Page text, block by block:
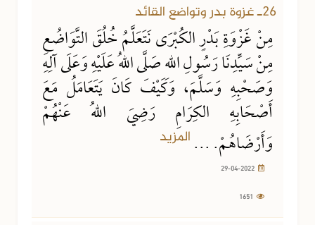
26ـ غزوة بدر وتواضع القائد
مِنْ غَزْوَةِ بَدْرٍ الكُبْرَى نَتَعَلَّمُ خُلُقَ التَّوَاضُعِ
مِنْ سَيِّدِنَا رَسُولِ اللهِ صَلَّى اللهُ عَلَيْهِ وَعَلَى آلِهِ
وَصَحْبِهِ وَسَلَّمَ، وَكَيْفَ كَانَ يَتَعَامَلُ مَعَ
أَصْحَابِهِ الكِرَامِ رَضِيَ اللهُ عَنْهُمْ
وَأَرْضَاهُمْ. ... المزيد